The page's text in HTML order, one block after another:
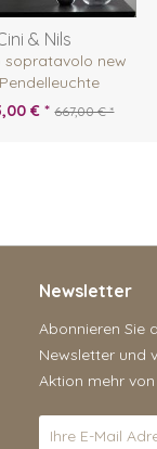
& Nils
sopratavolo new
€ * 667,00 € *
Newsletter
Abonnieren Sie
Newsletter und
Aktion mehr